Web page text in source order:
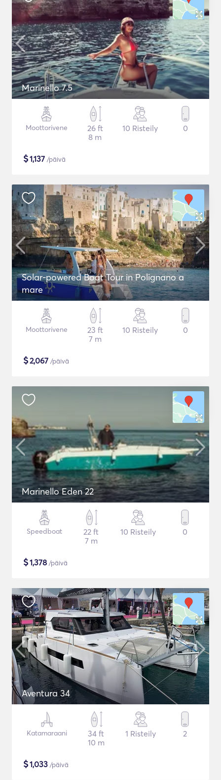
Marinello 7.5
Moottorivene
26 ft
8 m
10 Risteily 0
$1,137 /päivä
Solar-powered Boat Tour in Polignano a
mare
Moottorivene
23 ft
7 m
10 Risteily 0
$2,067 /päivä
Marinello Eden 22
Speedboat
22 ft
7 m
10 Risteily 0
$1,378 /päivä
Aventura 34
Katamaraani
34 ft
10 m
1 Risteily 2
$1,033 /päivä